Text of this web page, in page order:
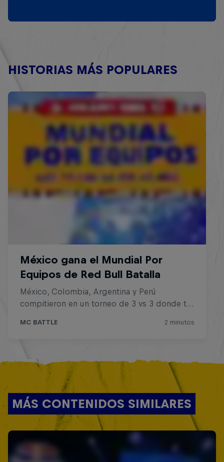
HISTORIAS MÁS POPULARES
MÁS CONTENIDOS SIMILARES